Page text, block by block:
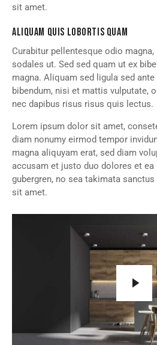
sit amet.
ALIQUAM QUIS LOBORTIS QUAM
Curabitur pellentesque odio
sodales ut. Sed sed quam ut ex
magna. Aliquam sed ligula sed
bibendum, nisi et mattis vulputate,
nec dapibus risus risus quis lectus.
Lorem ipsum dolor sit amet,
diam nonumy eirmod tempor
magna aliquyam erat, sed diam
accusam et justo duo dolores et ea
gubergren, no sea takimata
sit amet.